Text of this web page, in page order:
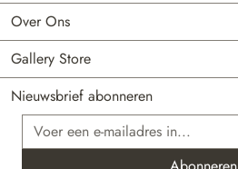
Over Ons
Gallery Store
Nieuwsbrief abonneren
E-mailadres*